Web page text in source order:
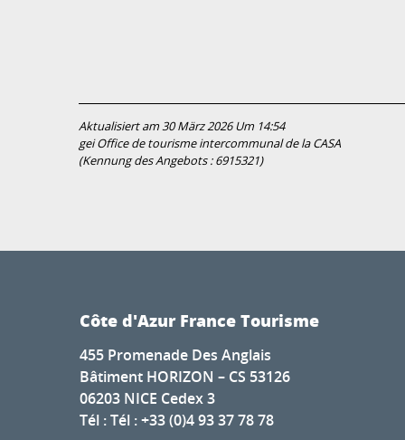
Aktualisiert am 30 März 2026 Um 14:54
gei Office de tourisme intercommunal de la CASA
(Kennung des Angebots :6915321)
Côte d'Azur France Tourisme
455 Promenade Des Anglais
Bâtiment HORIZON – CS 53126
06203 NICE Cedex 3
Tél : Tél : +33 (0)4 93 37 78 78